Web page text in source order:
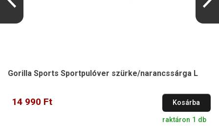
Gorilla Sports Sportpulóver szürke/narancssárga L
14 990 Ft Kosárba
raktáron 1 db